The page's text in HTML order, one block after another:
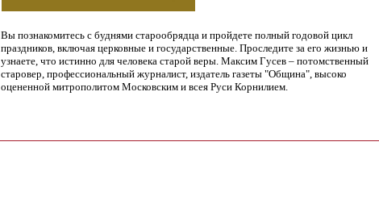
Вы познакомитесь с буднями старообрядца и пройдете полный годовой цикл
праздников, включая церковные и государственные. Проследите за его жизнью и
узнаете, что истинно для человека старой веры. Максим Гусев – потомственный
старовер, профессиональный журналист, издатель газеты "Община", высоко
оцененной митрополитом Московским и всея Руси Корнилием.